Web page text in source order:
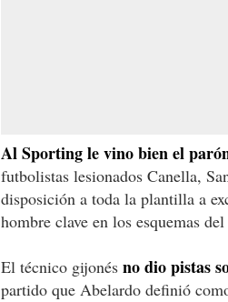
Al Sporting le vino bien el
futbolistas lesionados Canella,
disposición a toda la plantilla a
hombre clave en los esquemas
El técnico gijonés no dio pistas
partido que Abelardo definió